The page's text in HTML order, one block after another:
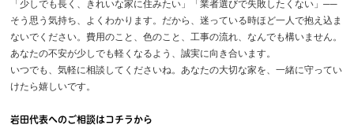
「少しでも長く、きれいな家に住みたい」「業者選びで失敗したくない」──
そう思う気持ち、よくわかります。だから、迷っている時ほど一人で抱え込ま
ないでください。費用のこと、色のこと、工事の流れ、なんでも構いません。
あなたの不安が少しでも軽くなるよう、誠実に向き合います。
いつでも、気軽に相談してくださいね。あなたの大切な家を、一緒に守ってい
けたら嬉しいです。
岩田代表へのご相談はコチラから